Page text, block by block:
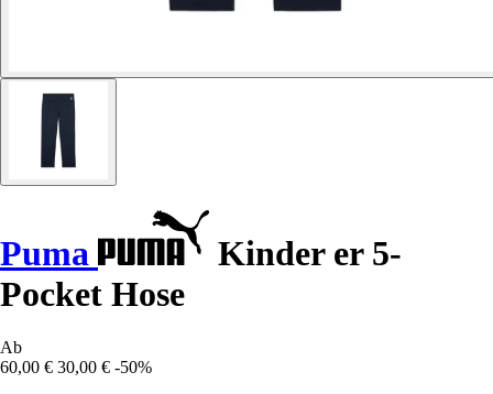
Puma
Kinder er 5-
Pocket Hose
Ab
60,00 € 30,00 € -50%